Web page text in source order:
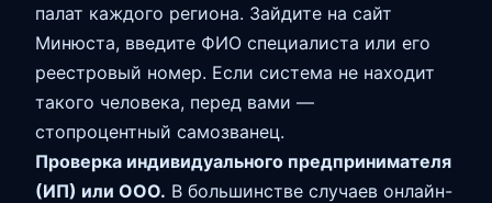
палат каждого региона. Зайдите на сайт
Минюста, введите ФИО специалиста или его
реестровый номер. Если система не находит
такого человека, перед вами —
стопроцентный самозванец.
Проверка индивидуального предпринимателя
(ИП) или ООО. В большинстве случаев онлайн-